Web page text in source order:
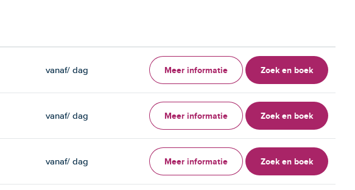
vanaf/ dag Meer informatie Zoek en boek
vanaf/ dag Meer informatie Zoek en boek
vanaf/ dag Meer informatie Zoek en boek